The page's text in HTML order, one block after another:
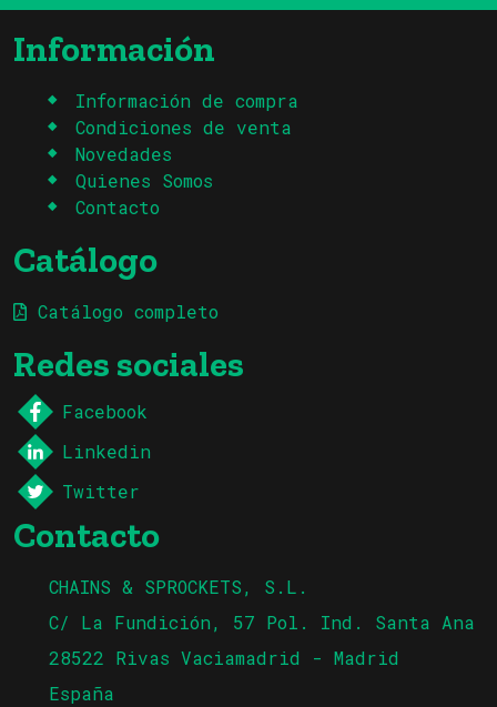
Información
Información de compra
Condiciones de venta
Novedades
Quienes Somos
Contacto
Catálogo
Catálogo completo
Redes sociales
Facebook
Linkedin
Twitter
Contacto
CHAINS & SPROCKETS, S.L.
C/ La Fundición, 57 Pol. Ind. Santa Ana
28522 Rivas Vaciamadrid - Madrid
España